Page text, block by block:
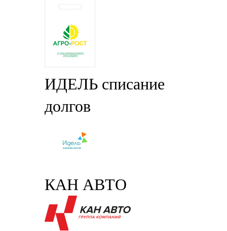
ИДЕЛЬ списание
долгов
КАН АВТО